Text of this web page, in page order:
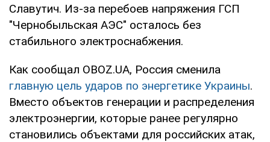
Славутич. Из-за перебоев напряжения ГСП
"Чернобыльская АЭС" осталось без
стабильного электроснабжения.
Как сообщал OBOZ.UA, Россия сменила
главную цель ударов по энергетике Украины.
Вместо объектов генерации и распределения
электроэнергии, которые ранее регулярно
становились объектами для российских атак,